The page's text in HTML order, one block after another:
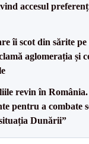
accesul
îi scot din sărite
aglomerația și
revin în
pentru a combate
Dunării”